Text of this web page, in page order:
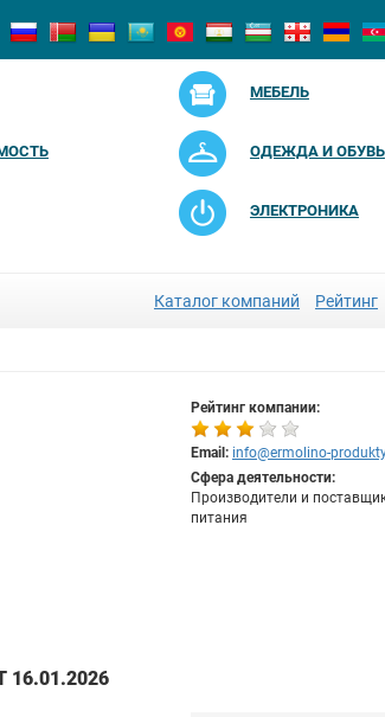
МЕБЕЛЬ
ОДЕЖДА И ОБУВЬ
ЭЛЕКТРОНИКА
Каталог компаний Рейтинг
Рейтинг компании:
Email: info@ermolino-
Сфера деятельности:
Производители и
питания